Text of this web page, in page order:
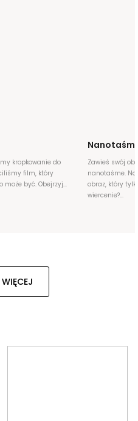
kropkowanie do
film, który
być. Obejrzyj...
Zawieś swój
nanotaśme.
obraz, który
wiercenie?...